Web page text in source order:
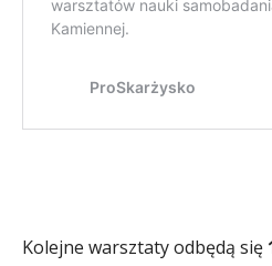
Kolejne warsztaty odbędą się